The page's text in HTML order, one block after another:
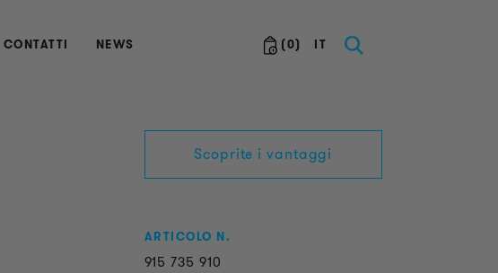
(0) IT
CONTATTI NEWS
Scoprite i vantaggi
ARTICOLO N.
915 735 910